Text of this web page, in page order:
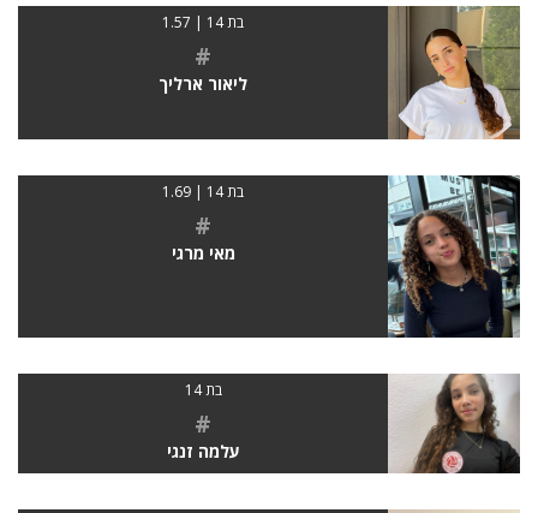
בת 14 | 1.57
#
ליאור ארליך
בת 14 | 1.69
#
מאי מרגי
בת 14
#
עלמה זנגי